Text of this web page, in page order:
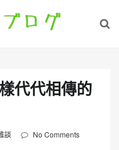
代代相傳的
談 No Comments